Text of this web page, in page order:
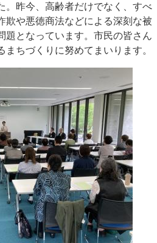
。昨今、高齢者だけでなく、すべ
欺や悪徳商法などによる深刻な被
題となっています。市民の皆さん
ちづくりに努めてまいります。